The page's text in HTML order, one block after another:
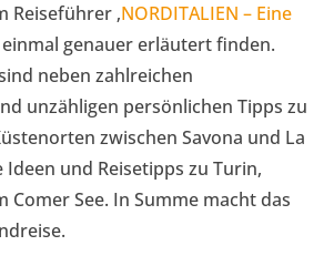
Reiseführer ‚NORDITALIEN – Eine
einmal genauer erläutert finden.
neben zahlreichen
unzähligen persönlichen Tipps zu
zwischen Savona und La
Ideen und Reisetipps zu Turin,
Comer See. In Summe macht das